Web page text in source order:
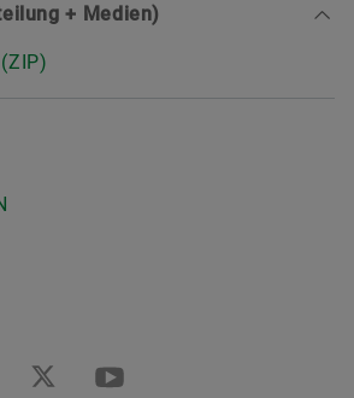
+ Medien)